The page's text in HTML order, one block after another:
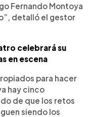
Fernando Montoya
detalló el gestor
celebrará su
en escena
para hacer
hay cinco
de que los retos
siendo los